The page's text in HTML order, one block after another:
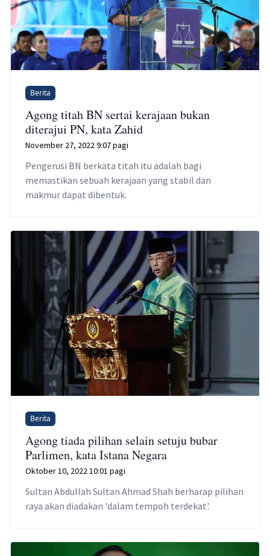
Berita
Agong titah BN sertai kerajaan bukan
diterajui PN, kata Zahid
November 27, 2022 9:07 pagi
Pengerusi BN berkata titah itu adalah bagi
memastikan sebuah kerajaan yang stabil dan
makmur dapat dibentuk.
Berita
Agong tiada pilihan selain setuju bubar
Parlimen, kata Istana Negara
Oktober 10, 2022 10:01 pagi
Sultan Abdullah Sultan Ahmad Shah berharap pilihan
raya akan diadakan 'dalam tempoh terdekat'.